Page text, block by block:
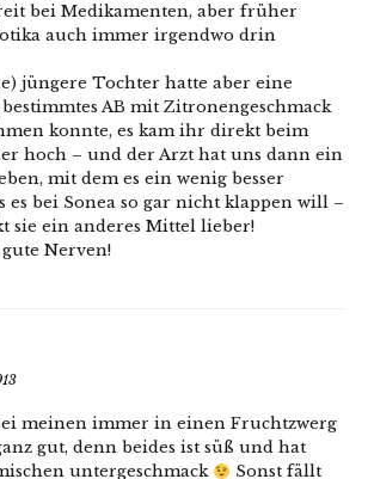
bei Medikamenten, aber früher
auch immer irgendwo drin
jüngere Tochter hatte aber eine
bestimmtes AB mit Zitronengeschmack
konnte, es kam ihr direkt beim
hoch – und der Arzt hat uns dann ein
mit dem es ein wenig besser
es bei Sonea so gar nicht klappen will –
sie ein anderes Mittel lieber!
Nerven!
meinen immer in einen Fruchtzwerg
gut, denn beides ist süß und hat
untergeschmack
Sonst fällt